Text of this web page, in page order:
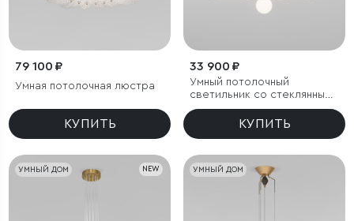
79 100 ₽
Умная потолочная люстра
КУПИТЬ
33 900 ₽
Умный потолочный
светильник со стеклянными
плафонами под лампочку
КУПИТЬ
УМНЫЙ ДОМ NEW УМНЫЙ ДОМ